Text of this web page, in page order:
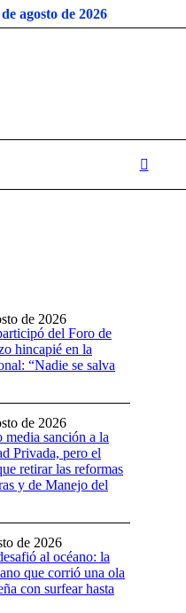
agosto de 2026
del Foro de
hincapié en la
“Nadie se salva
de 2026
sanción a la
Privada, pero el
retirar las reformas
y de Manejo del
de 2026
al océano: la
que corrió una ola
con surfear hasta
de 2026